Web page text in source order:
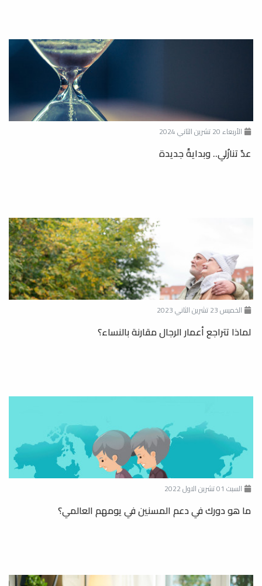
الأربعاء 20 تشرين الثاني 2024
عدٌ تنازُلي.. وبدايةٌ جديدة
الخميس 23 تشرين الثاني 2023
لماذا تتراجع أعمار الرجال مقارنة بالنساء؟
السبت 01 تشرين الاول 2022
ما هو دورك في دعم المسنين في يومهم العالمي؟